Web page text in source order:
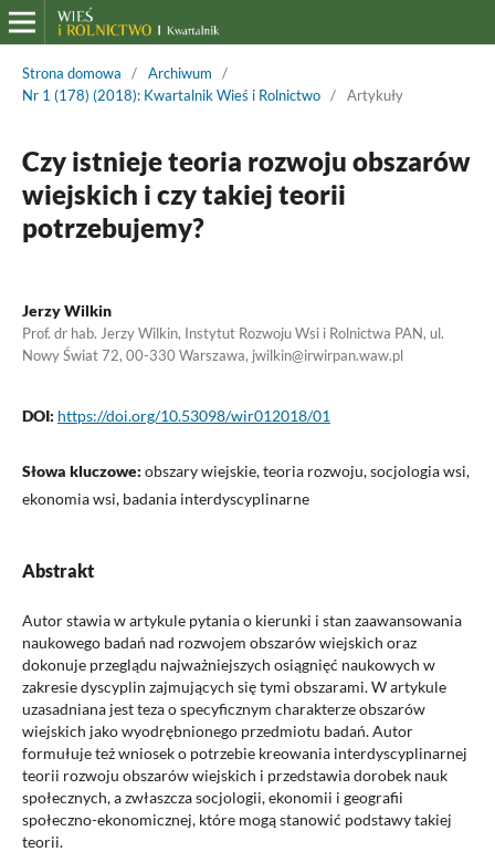
Strona domowa / Archiwum
/
Nr 1 (178) (2018): Kwartalnik Wieś i Rolnictwo / Artykuły
Czy istnieje teoria rozwoju obszarów
wiejskich i czy takiej teorii
potrzebujemy?
Jerzy Wilkin
Prof. dr hab. Jerzy Wilkin, Instytut Rozwoju Wsi i Rolnictwa PAN, ul.
Nowy Świat 72, 00-330 Warszawa, jwilkin@irwirpan.waw.pl
DOI: https://doi.org/10.53098/wir012018/01
Słowa kluczowe: obszary wiejskie, teoria rozwoju, socjologia wsi,
ekonomia wsi, badania interdyscyplinarne
Abstrakt
Autor stawia w artykule pytania o kierunki i stan zaawansowania
naukowego badań nad rozwojem obszarów wiejskich oraz
dokonuje przeglądu najważniejszych osiągnięć naukowych w
zakresie dyscyplin zajmujących się tymi obszarami. W artykule
uzasadniana jest teza o specyficznym charakterze obszarów
wiejskich jako wyodrębnionego przedmiotu badań. Autor
formułuje też wniosek o potrzebie kreowania interdyscyplinarnej
teorii rozwoju obszarów wiejskich i przedstawia dorobek nauk
społecznych, a zwłaszcza socjologii, ekonomii i geografii
społeczno-ekonomicznej, które mogą stanowić podstawy takiej
teorii.